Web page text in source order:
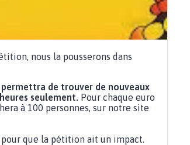
nous la pousserons dans
de trouver de nouveaux
seulement. Pour chaque euro
à 100 personnes, sur notre site
que la pétition ait un impact.